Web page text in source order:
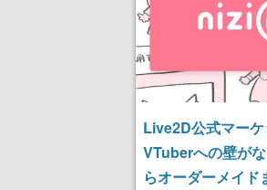
Live2D公式マー
VTuberへの壁が
らオーダーメイ